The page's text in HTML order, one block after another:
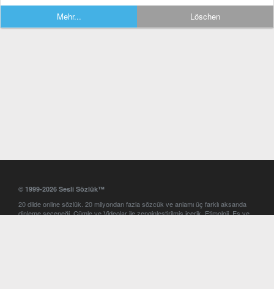
Mehr... Löschen
© 1999-2026 Sesli Sözlük™
20 dilde online sözlük. 20 milyondan fazla sözcük ve anlamı üç farklı aksanda
dinleme seçeneği. Cümle ve Videolar ile zenginleştirilmiş içerik. Etimoloji, Eş ve